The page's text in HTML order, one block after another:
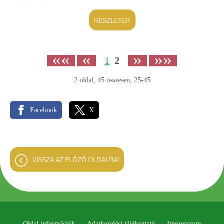
RÉSZLETEK
«« « 1 2 » »»
2 oldal, 45 összesen, 25-45
Facebook X
VISSZA AZ ELŐZŐ OLDALRA!